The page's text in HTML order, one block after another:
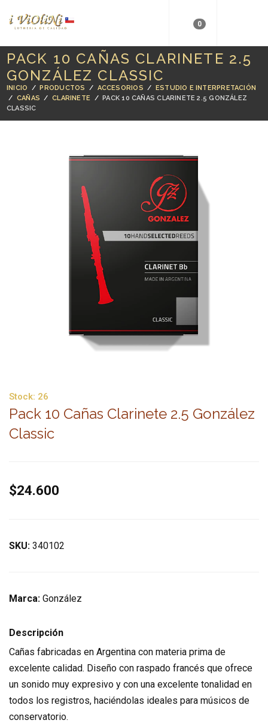
0
PACK 10 CAÑAS CLARINETE 2.5
GONZÁLEZ CLASSIC
INICIO /PRODUCTOS / ACCESORIOS / ESTUDIO E INTERPRETACIÓN
/ CAÑAS /CLARINETE /PACK 10 CAÑAS CLARINETE 2.5 GONZÁLEZ
CLASSIC
Stock: 26
Pack 10 Cañas Clarinete 2.5 González
Classic
$24.600
SKU: 340102
Marca: González
Descripción
Cañas fabricadas en Argentina con materia prima de
excelente calidad. Diseño con raspado francés que ofrece
un sonido muy expresivo y con una excelente tonalidad en
todos los registros, haciéndolas ideales para músicos de
conservatorio.